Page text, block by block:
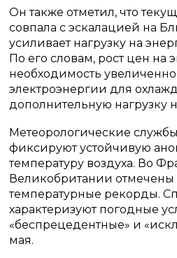
Он также отметил, что
совпала с эскалацией на
усиливает нагрузку на
По его словам, рост цен на
необходимость
электроэнергии для
дополнительную нагрузку
Метеорологические
фиксируют устойчивую
температуру воздуха. Во
Великобритании отмечены
температурные рекорды.
характеризуют погодные
«беспрецедентные» и
мая.